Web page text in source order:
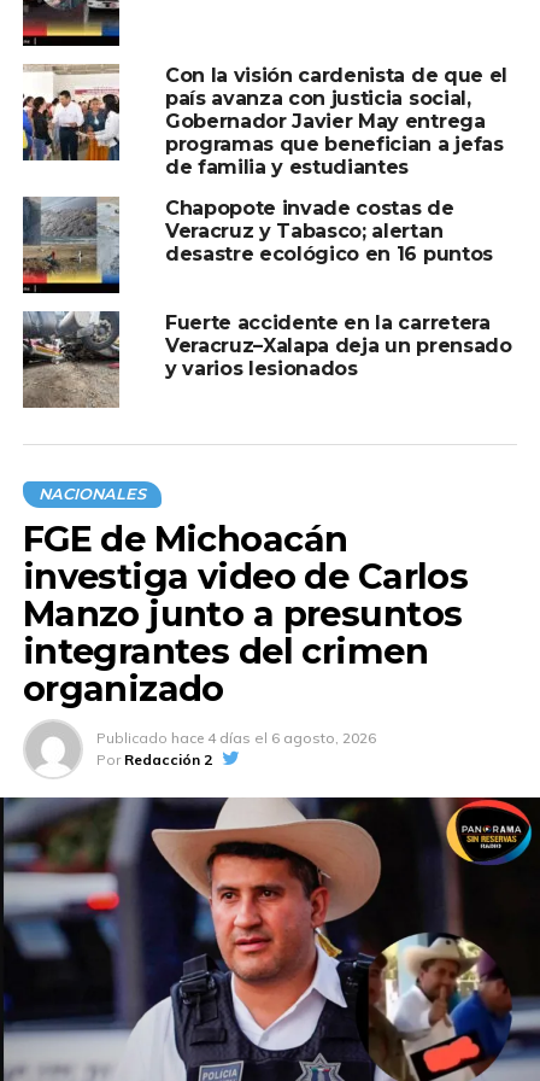
GOBERNADOR
TURISTA VERACRUZ
A CONTINUACIÓN
Detienen a presunto asesino de las
Mollinedo en Veracruz
NO TE PIERDAS
Boxeadora mexicana queda en coma
Con la visión cardenista de que el
país avanza con justicia social,
Gobernador Javier May entrega
programas que benefician a jefas
de familia y estudiantes
Chapopote invade costas de
Veracruz y Tabasco; alertan
desastre ecológico en 16 puntos
Fuerte accidente en la carretera
Veracruz–Xalapa deja un prensado
y varios lesionados
NACIONALES
FGE de Michoacán
investiga video de Carlos
Manzo junto a presuntos
integrantes del crimen
organizado
Publicado hace 4 días el 6 agosto, 2026
Por Redacción 2